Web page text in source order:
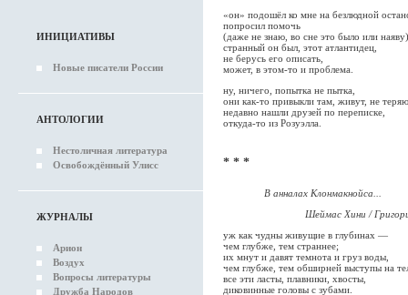
ИНИЦИАТИВЫ
Новые писатели России
АНТОЛОГИИ
Нестоличная литература
Освобождённый Улисс
ЖУРНАЛЫ
Арион
Воздух
Вопросы литературы
Дружба Народов
«он» подошёл ко мне на безлюдной
попросил помочь
(даже не знаю, во сне это было или
странный он был, этот атлантидец,
не берусь его описать,
может, в этом-то и проблема.
ну, ничего, попытка не пытка,
они как-то привыкли там, живут, не
недавно нашли друзей по переписке,
откуда-то из Розуэлла.
* * *
В анналах Клонмакнойса...
Шеймас Хини / Григорий
уж как чудны живущие в глубинах —
чем глубже, тем страннее;
их мнут и давят темнота и груз воды,
чем глубже, тем обширней выступы на
все эти ласты, плавники, хвосты,
диковинные головы с зубами.